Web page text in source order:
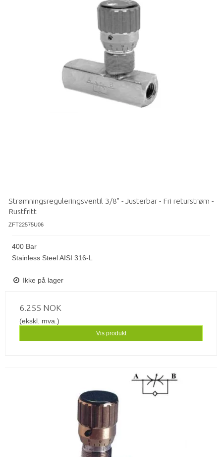
Strømningsreguleringsventil 3/8" - Justerbar - Fri returstrøm -
Rustfritt
ZFT22575U06
400 Bar
Stainless Steel AISI 316-L
Ikke på lager
6.255 NOK
(ekskl. mva.)
Vis produkt